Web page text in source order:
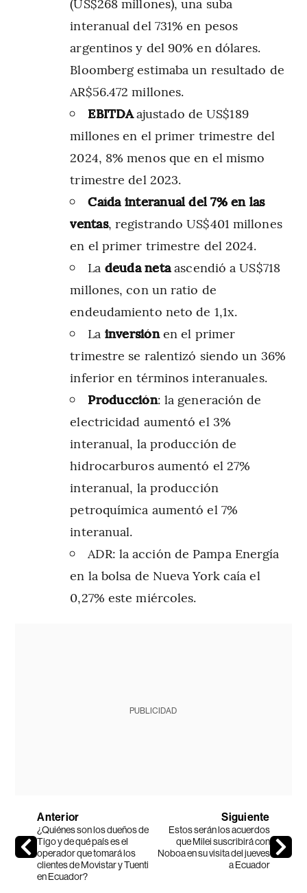
interanual del 731% en pesos
argentinos y del 90% en dólares.
Bloomberg estimaba un resultado de
AR$56.472 millones.
EBITDAajustado de US$189
millones en el primer trimestre del
2024, 8% menos que en el mismo
trimestre del 2023.
Caída interanual del 7% en las
ventas, registrando US$401 millones
en el primer trimestre del 2024.
La deuda netaascendió a US$718
millones, con un ratio de
endeudamiento neto de 1,1x.
La inversiónen el primer
trimestre se ralentizó siendo un 36%
inferior en términos interanuales.
Producción: la generación de
electricidad aumentó el 3%
interanual, la producción de
hidrocarburos aumentó el 27%
interanual, la producción
petroquímica aumentó el 7%
interanual.
ADR: la acción de Pampa Energía
en la bolsa de Nueva York caía el
0,27% este miércoles.
PUBLICIDAD
Anterior
¿Quiénes son los dueños de
Tigo y de qué país es el
operador que tomará los
clientes de Movistar y Tuenti
en Ecuador?
Siguiente
Estos serán los acuerdos
que Milei suscribirá con
Noboa en su visita del jueves
a Ecuador